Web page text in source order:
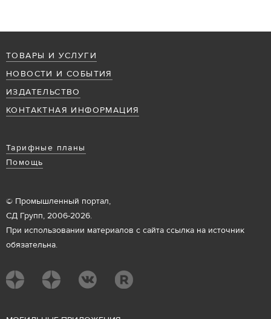
ТОВАРЫ И УСЛУГИ
НОВОСТИ И СОБЫТИЯ
ИЗДАТЕЛЬСТВО
КОНТАКТНАЯ ИНФОРМАЦИЯ
Тарифные планы
Помощь
© Промышленный портал,
СД Групп, 2006-2026.
При использовании материалов с сайта ссылка на источник
обязательна.